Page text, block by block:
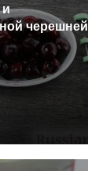
и
черешней